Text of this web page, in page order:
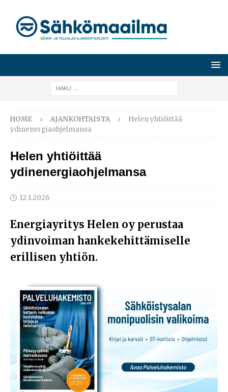
HOME AJANKOHTAISTA
Helen yhtiöittää
ydinenergiaohjelmansa
Helen yhtiöittää
ydinenergiaohjelmansa
12.1.2026
Energiayritys Helen oy perustaa
ydinvoiman hankekehittämiselle
erillisen yhtiön.